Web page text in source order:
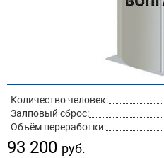
Количество человек:
Залповый сброс:
Объём переработки:
93 200 руб.